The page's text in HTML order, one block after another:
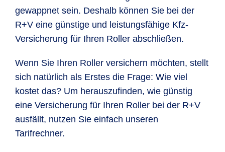
gewappnet sein. Deshalb können Sie bei der
R+V eine günstige und leistungsfähige Kfz-
Versicherung für Ihren Roller abschließen.
Wenn Sie Ihren Roller versichern möchten, stellt
sich natürlich als Erstes die Frage: Wie viel
kostet das? Um herauszufinden, wie günstig
eine Versicherung für Ihren Roller bei der R+V
ausfällt, nutzen Sie einfach unseren
Tarifrechner.